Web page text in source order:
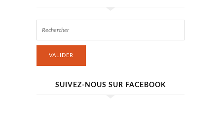
VALIDER
SUIVEZ-NOUS SUR FACEBOOK